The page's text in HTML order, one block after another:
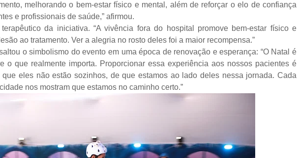
melhorando o bem-estar físico e mental, além de reforçar o elo de confiança
e profissionais de saúde,” afirmou.
da iniciativa. “A vivência fora do hospital promove bem-estar físico e
ao tratamento. Ver a alegria no rosto deles foi a maior recompensa.”
o simbolismo do evento em uma época de renovação e esperança: “O Natal é
o que realmente importa. Proporcionar essa experiência aos nossos pacientes é
eles não estão sozinhos, de que estamos ao lado deles nessa jornada. Cada
nos mostram que estamos no caminho certo.”